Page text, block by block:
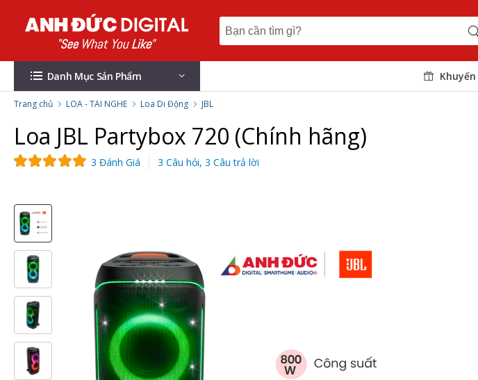
Danh Mục Sản Phẩm
Trang chủ LOA - TAI NGHE Loa Di Động JBL
Loa JBL Partybox 720 (Chính hãng)
3 Đánh Giá 3 Câu hỏi, 3 Câu trả lời